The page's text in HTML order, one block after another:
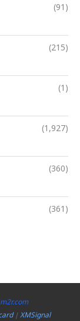
(91)
(215)
(1)
(1,927)
(360)
(361)
|XMSignal